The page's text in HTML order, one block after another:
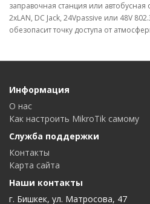
заправочная станция или автобусная
2xLAN, DC Jack, 24Vpassive или 48V
обезопасит точку доступа от
Информация
О нас
Как настроить MikroTik самому
Служба поддержки
Контакты
Карта сайта
Наши контакты
г. Бишкек, ул. Матросова, 47